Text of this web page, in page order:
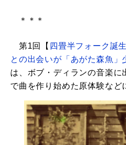
＊＊＊
第1回【 四畳半フォーク誕
との出会いが「あがた森魚」
は、ボブ・ディランの音楽に
で曲を作り始めた原体験など